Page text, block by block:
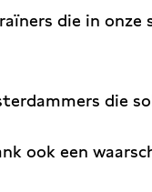
die in
die
ook een